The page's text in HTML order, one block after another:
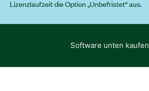
Lizenzlaufzeit die Option „Unbefristet“ aus.
Software unten kaufen